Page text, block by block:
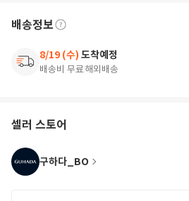
배송정보
8/19 (수) 도착예정
배송비 무료해외배송
셀러 스토어
구하다_BO